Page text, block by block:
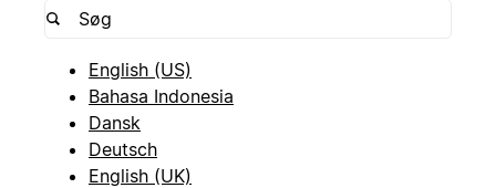
English (US)
Bahasa Indonesia
Dansk
Deutsch
English (UK)